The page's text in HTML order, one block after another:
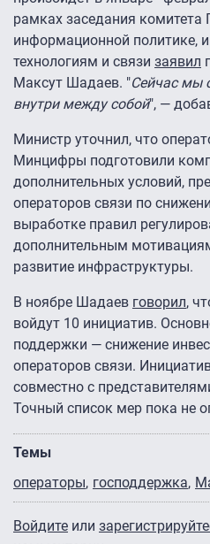
рамках заседания комитета
информационной политике,
технологиям и связи заявил
Максут Шадаев. "Сейчас мы
внутри между собой", —
Министр уточнил, что
Минцифры подготовили
дополнительных условий,
операторов связи по
выработке правил
дополнительным
развитие инфраструктуры.
В ноябре Шадаев говорил,
войдут 10 инициатив.
поддержки — снижение
операторов связи.
совместно с
Точный список мер пока не
Темы
операторы господдержка
Войдите или